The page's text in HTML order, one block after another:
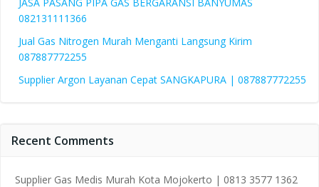
082131111366
Jual Gas Nitrogen Murah Menganti Langsung Kirim
087887772255
Supplier Argon Layanan Cepat SANGKAPURA | 087887772255
Recent Comments
Supplier Gas Medis Murah Kota Mojokerto | 0813 3577 1362